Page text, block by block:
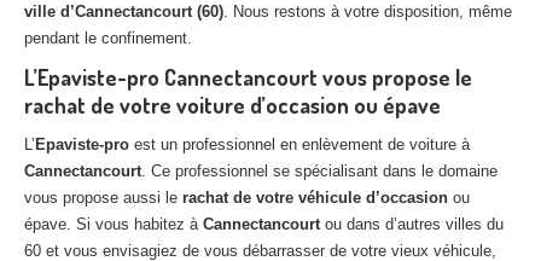
ville d’Cannectancourt (60). Nous restons à votre disposition, même
pendant le confinement.
L’Epaviste-pro Cannectancourt vous propose le
rachat de votre voiture d’occasion ou épave
L’ Epaviste-pro est un professionnel en enlèvement de voiture à
Cannectancourt. Ce professionnel se spécialisant dans le domaine
vous propose aussi le rachat de votre véhicule d’occasion ou
épave. Si vous habitez à Cannectancourtou dans d’autres villes du
60 et vous envisagiez de vous débarrasser de votre vieux véhicule,